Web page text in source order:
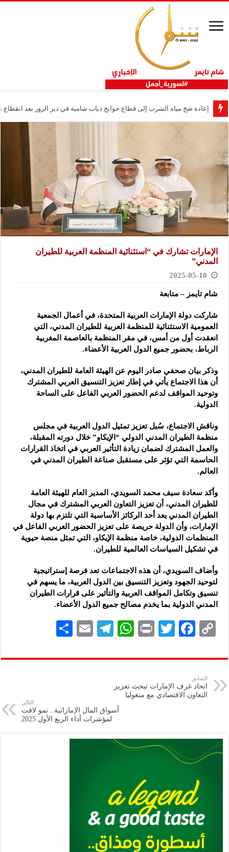
إعادة ضخ مياه الشرب إلى قطاع حوايج ذياب شامية في دير الزور بعد انقطاع دام 12
الإمارات تشارك في “استثنائية المنظمة العربية للطيران
المدني”
2025-05-10
شام تايمز – متابعة
شاركت دولة الإمارات العربية المتحدة، في أعمال الجمعية
العمومية الاستثنائية للمنظمة العربية للطيران المدني، التي
انعقدت أول من أمس، في مقر المنظمة بالعاصمة المغربية
الرباط، بحضور جميع الدول العربية الأعضاء.
وذكر بيان صحفي صادر اليوم عن الهيئة العامة للطيران المدني،
أن هذا الاجتماع يأتي في إطار تعزيز التنسيق العربي المشترك
وتوحيد المواقف لدعم الحضور العربي الفاعل على الساحة
الدولية.
وناقش الاجتماع، سُبل تعزيز تمثيل الدول العربية في مجلس
منظمة الطيران المدني الدولي “الإيكاو” خلال دورته المقبلة،
والعمل المشترك لضمان زيادة التأثير العربي في اتخاذ القرارات
الحاسمة التي تؤثر على مستقبل صناعة الطيران المدني في
العالم.
وأكد سعادة سيف محمد السويدي، المدير العام للهيئة العامة
للطيران المدني، أن تعزيز التعاون العربي المشترك في مجال
الطيران المدني يعد أحد الركائز الأساسية التي تلتزم بها دولة
الإمارات، وأن الدولة حريصة على تعزيز الحضور العربي الفاعل في
المنظمات الدولية، خاصة منظمة الإيكاو، التي تمثل منصة حيوية
في تشكيل السياسات العالمية للطيران.
وأضاف السويدي، أن هذه الاجتماعات تعد فرصة إستراتيجية
لتوحيد الجهود وتعزيز التنسيق بين الدول العربية، ما يسهم في
تنسيق وتكامل المواقف العربية والتأثير على قرارات الطيران
المدني الدولية بما يخدم مصالح جميع الدول الأعضاء.
C
p
y
Li
F
eb
k
T
tt
P
nt
W
at
A
p
p
Te
gr
E
ai
ar
السابق
اتحاد غرف الإمارات تبحث تعزيز
التعاون الاقتصادي مع منغوليا
التالي
أسواق المال الإماراتية.. نمو لافت
لمؤشرات أداء الربع الأول 2025